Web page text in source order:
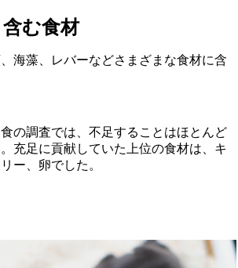
む食材
海藻、レバーなどさまざまな食材に含
の調査では、不足することはほとんど
充足に貢献していた上位の食材は、キ
ー、卵でした。